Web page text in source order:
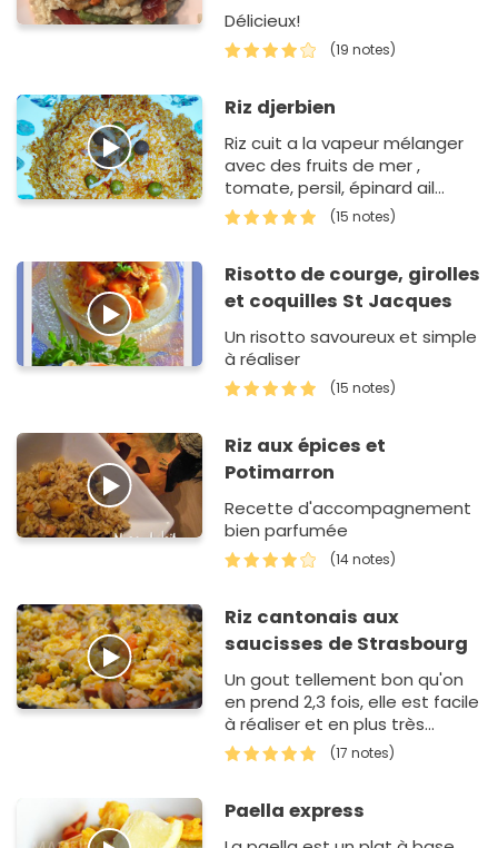
Délicieux!
(19 notes)
Riz djerbien
Riz cuit a la vapeur mélanger
avec des fruits de mer ,
tomate, persil, épinard ail
oignon et ses 4 épices.
(15 notes)
Risotto de courge, girolles
et coquilles St Jacques
Un risotto savoureux et simple
à réaliser
(15 notes)
Riz aux épices et
Potimarron
Recette d'accompagnement
bien parfumée
(14 notes)
Riz cantonais aux
saucisses de Strasbourg
Un gout tellement bon qu'on
en prend 2,3 fois, elle est facile
à réaliser et en plus très
bonne !
(17 notes)
Paella express